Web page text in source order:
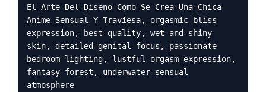
El Arte Del Diseno Como Se Crea Una Chica
Anime Sensual Y Traviesa, orgasmic bliss
expression, best quality, wet and shiny
skin, detailed genital focus, passionate
bedroom lighting, lustful orgasm expression,
fantasy forest, underwater sensual
atmosphere